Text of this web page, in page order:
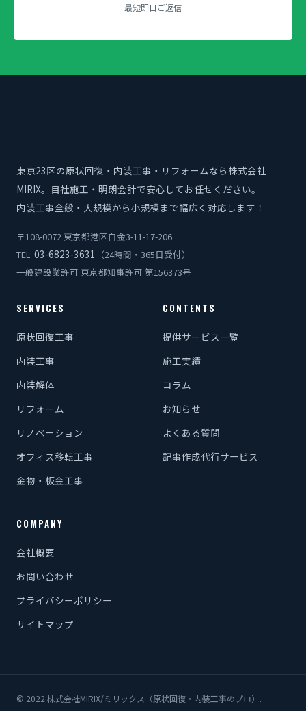
最短即日ご返信
東京23区の原状回復・内装工事・リフォームなら株式会社
MIRIX。自社施工・明朗会計で安心してお任せください。
内装工事全般・大規模から小規模まで幅広く対応します！
〒108-0072 東京都港区白金3-11-17-206
TEL: 03-6823-3631 （24時間・365日受付）
一般建設業許可 東京都知事許可 第156373号
SERVICES
原状回復工事
内装工事
内装解体
リフォーム
リノベーション
オフィス移転工事
金物・板金工事
CONTENTS
提供サービス一覧
施工実績
コラム
お知らせ
よくある質問
記事作成代行サービス
COMPANY
会社概要
お問い合わせ
プライバシーポリシー
サイトマップ
© 2022 株式会社MIRIX/ミリックス（原状回復・内装工事のプロ）.